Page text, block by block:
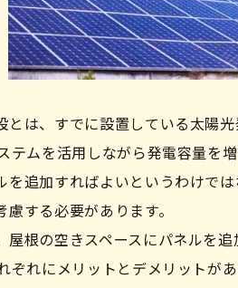
太陽光発電システムの設置費用は
蓄電池を併せて設置する場合の費用
光発電を増設する方法
寄りの自治体で補助金がないか探す
古の太陽光パネルを検討
陽光発電を設置した後の費用
安心して長く使うには、太陽光発
陽光発電の増設はDIYで可能？
太陽光発電の廃棄にかかる費用はいくら？
とは、すでに設置している太陽
テムを活用しながら発電容量を
を追加すればよいというわけで
する必要があります。
屋根の空きスペースにパネルを
ぞれにメリットとデメリットが